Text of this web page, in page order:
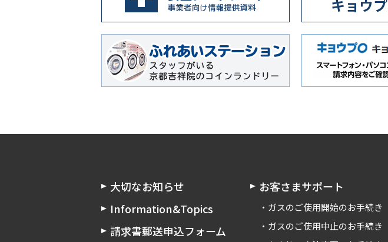
大切なお知らせ
Information&Topics
請求書郵送申込フォーム
お客さまサポート
ガスのご使用開始のお手続き
ガスのご使用中止のお手続き